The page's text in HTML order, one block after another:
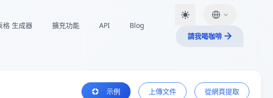
格 生成器 擴充功能 API
Blog
請我喝咖啡
示例 上傳文件 從網頁提取